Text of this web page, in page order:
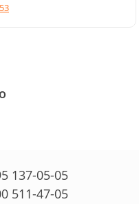
53
137-05-05
511-47-05